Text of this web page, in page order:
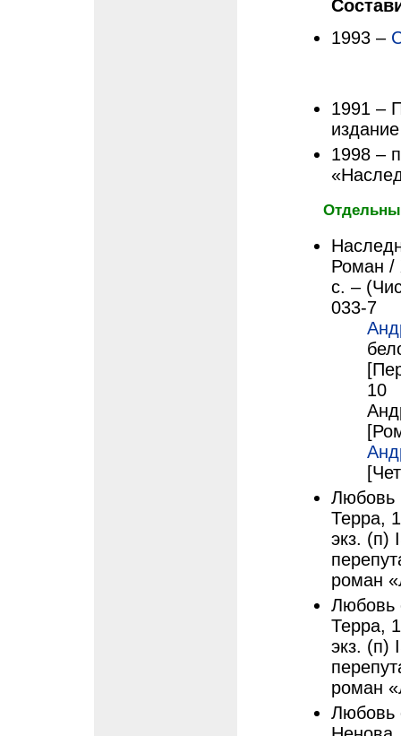
1993 –
1991 –
1998 –
Роман /
с. –
033-7
10
Любовь
Терра,
экз. (п)
роман
Любовь
Терра,
экз. (п)
роман
Любовь